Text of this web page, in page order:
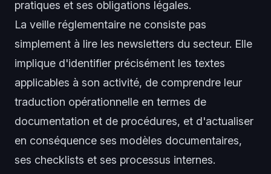
pratiques et ses obligations légales.
La veille réglementaire ne consiste pas
simplement à lire les newsletters du secteur. Elle
implique d'identifier précisément les textes
applicables à son activité, de comprendre leur
traduction opérationnelle en termes de
documentation et de procédures, et d'actualiser
en conséquence ses modèles documentaires,
ses checklists et ses processus internes.